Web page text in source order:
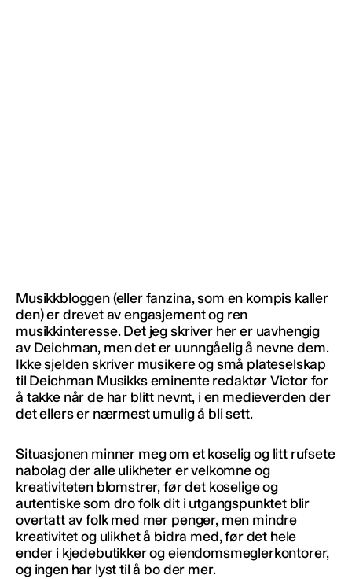
Musikkbloggen (eller fanzina, som en kompis kaller
den) er drevet av engasjement og ren
musikkinteresse. Det jeg skriver her er uavhengig
av Deichman, men det er uunngåelig å nevne dem.
Ikke sjelden skriver musikere og små plateselskap
til Deichman Musikks eminente redaktør Victor for
å takke når de har blitt nevnt, i en medieverden der
det ellers er nærmest umulig å bli sett.
Situasjonen minner meg om et koselig og litt rufsete
nabolag der alle ulikheter er velkomne og
kreativiteten blomstrer, før det koselige og
autentiske som dro folk dit i utgangspunktet blir
overtatt av folk med mer penger, men mindre
kreativitet og ulikhet å bidra med, før det hele
ender i kjedebutikker og eiendomsmeglerkontorer,
og ingen har lyst til å bo der mer.